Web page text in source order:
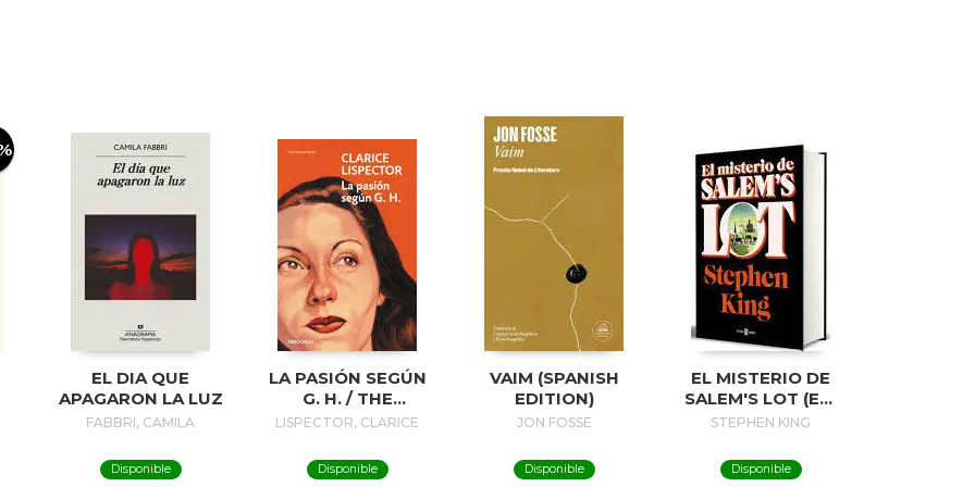
EL DIA QUE
APAGARON LA LUZ
FABBRI, CAMILA
Disponible
LA PASIÓN SEGÚN
G. H. / THE
PASSION
H.
LISPECTOR, CLARICE
Disponible
VAIM (SPANISH
EDITION)
JON FOSSE
Disponible
EL MISTERIO DE
SALEM'S LOT (ED.
50 ANIVERSARIO) /
STEPHEN KING
Disponible